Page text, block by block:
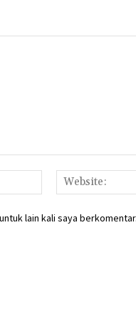
Email:*
lain kali saya berkomentar.